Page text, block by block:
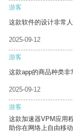
游客
这款软件的设计非常
2025-09-12
游客
这款app的商品种类非
2025-09-12
游客
这款加速器VPM应用
助你在网络上自由移动